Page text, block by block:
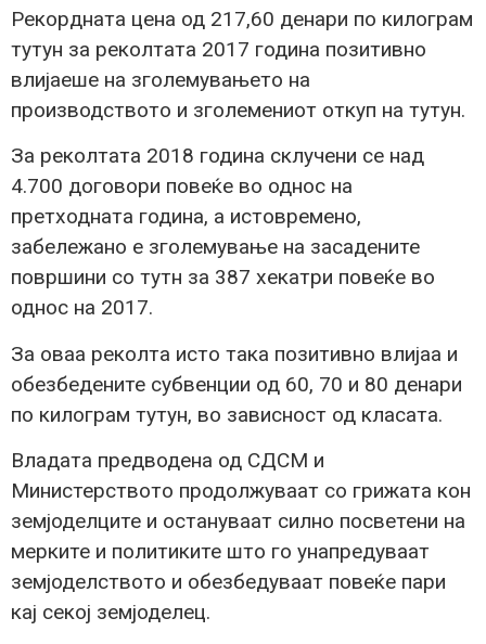
Рекордната цена од 217,60 денари по килограм
тутун за реколтата 2017 година позитивно
влијаеше на зголемувањето на
производството и зголемениот откуп на тутун.
За реколтата 2018 година склучени се над
4.700 договори повеќе во однос на
претходната година, а истовремено,
забележано е зголемување на засадените
површини со тутн за 387 хекатри повеќе во
однос на 2017.
За оваа реколта исто така позитивно влијаа и
обезбедените субвенции од 60, 70 и 80 денари
по килограм тутун, во зависност од класата.
Владата предводена од СДСМ и
Министерството продолжуваат со грижата кон
земјоделците и остануваат силно посветени на
мерките и политиките што го унапредуваат
земјоделството и обезбедуваат повеќе пари
кај секој земјоделец.